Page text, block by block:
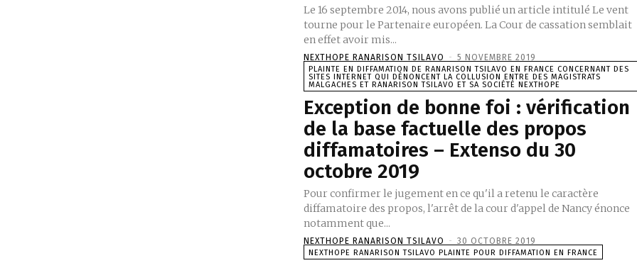
Le 16 septembre 2014, nous avons publié un article intitulé Le vent
tourne pour le Partenaire européen. La Cour de cassation semblait
en effet avoir mis...
NEXTHOPE RANARISON TSILAVO - 5 NOVEMBRE 2019
PLAINTE EN DIFFAMATION DE RANARISON TSILAVO EN FRANCE CONCERNANT DES
SITES INTERNET QUI DÉNONCENT LA COLLUSION ENTRE DES MAGISTRATS
MALGACHES ET RANARISON TSILAVO ET SA SOCIÉTÉ NEXTHOPE
Exception de bonne foi : vérification
de la base factuelle des propos
diffamatoires – Extenso du 30
octobre 2019
Pour confirmer le jugement en ce qu'il a retenu le caractère
diffamatoire des propos, l'arrêt de la cour d'appel de Nancy énonce
notamment que...
NEXTHOPE RANARISON TSILAVO - 30 OCTOBRE 2019
NEXTHOPE RANARISON TSILAVO PLAINTE POUR DIFFAMATION EN FRANCE